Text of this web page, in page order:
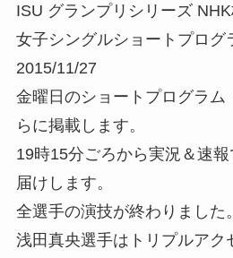
ISU グランプリシリーズ
女子シングルショートプロ
2015/11/27
金曜日のショートプログラム
らに掲載します。
19時15分ごろから実況＆速
届けします。
全選手の演技が終わりました。
浅田真央選手はトリプルアク